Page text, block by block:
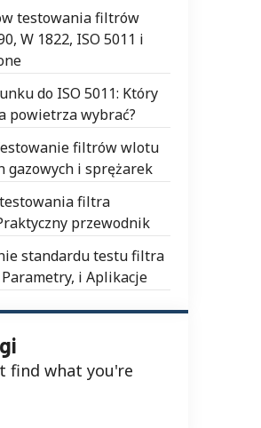
testowania filtrów
W 1822, ISO 5011 i
do ISO 5011: Który
powietrza wybrać?
filtrów wlotu
i sprężarek
filtra
przewodnik
standardu testu filtra
i Aplikacje
find what you're